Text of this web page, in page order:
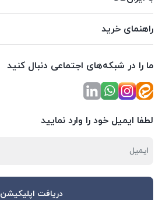
راهنمای خرید
ما را در شبکه‌های اجتماعی دنبال کنید
لطفا ایمیل خود را وارد نمایید
دریافت اپلیکیشن